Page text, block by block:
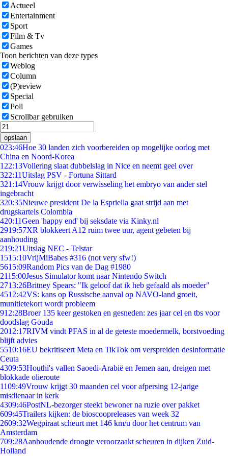
Actueel
Entertainment
Sport
Film & Tv
Games
Toon berichten van deze types
Weblog
Column
(P)review
Special
Poll
Scrollbar gebruiken
opslaan
023:46Hoe 30 landen zich voorbereiden op mogelijke oorlog met
China en Noord-Korea
1 22:13Vollering slaat dubbelslag in Nice en neemt geel over
322:11Uitslag PSV - Fortuna Sittard
321:14Vrouw krijgt door verwisseling het embryo van ander stel
ingebracht
320:35Nieuwe president De la Espriella gaat strijd aan met
drugskartels Colombia
420:11Geen 'happy end' bij seksdate via Kinky.nl
2919:57XR blokkeert A12 ruim twee uur, agent gebeten bij
aanhouding
219:21Uitslag NEC - Telstar
1515:10VrijMiBabes #316 (not very sfw!)
5615:09Random Pics van de Dag #1980
2115:00Jesus Simulator komt naar Nintendo Switch
2713:26Britney Spears: "Ik geloof dat ik heb gefaald als moeder"
4512:42VS: kans op Russische aanval op NAVO-land groeit,
munitietekort wordt probleem
912:28Broer 135 keer gestoken en gesneden: zes jaar cel en tbs voor
doodslag Gouda
2012:17RIVM vindt PFAS in al de geteste moedermelk, borstvoeding
blijft advies
5510:16EU bekritiseert Meta en TikTok om verspreiden desinformatie
Ceuta
4309:53Houthi's vallen Saoedi-Arabië en Jemen aan, dreigen met
blokkade olieroute
1109:49Vrouw krijgt 30 maanden cel voor afpersing 12-jarige
misdienaar in kerk
4309:46PostNL-bezorger steekt bewoner na ruzie over pakket
609:45Trailers kijken: de bioscoopreleases van week 32
2609:32Wegpiraat scheurt met 146 km/u door het centrum van
Amsterdam
709:28Aanhoudende droogte veroorzaakt scheuren in dijken Zuid-
Holland